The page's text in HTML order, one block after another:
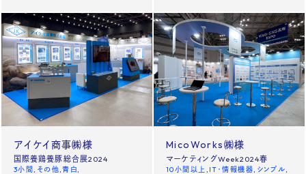
アイケイ商事㈱様
国際養鶏養豚総合展2024
3小間 その他 青白
MicoWorks㈱様
マーケティングWeek2024春
10小間以上 IT・情報機器 シンプル